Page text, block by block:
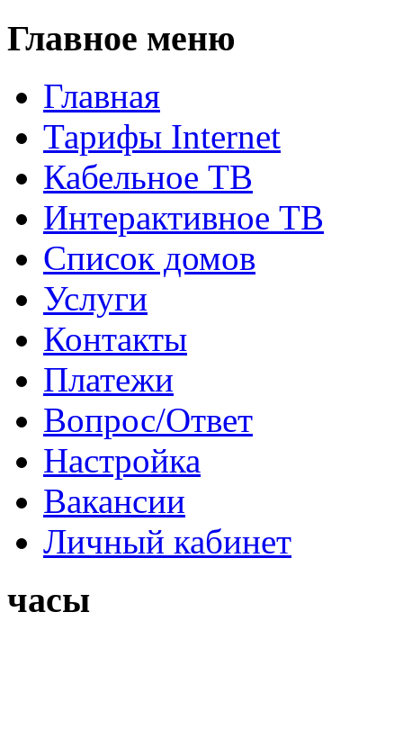
Главное меню
Главная
Тарифы Internet
Кабельное ТВ
Интерактивное ТВ
Список домов
Услуги
Контакты
Платежи
Вопрос/Ответ
Настройка
Вакансии
Личный кабинет
часы